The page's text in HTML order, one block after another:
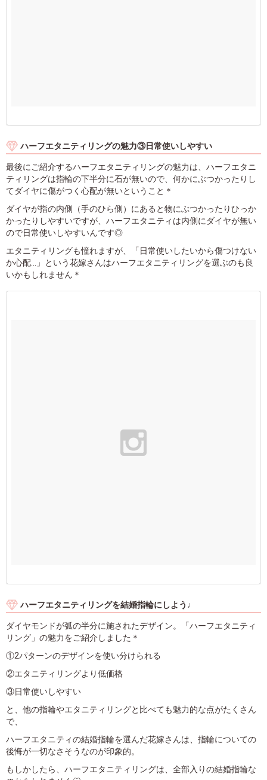
ハーフエタニティリングの魅力③日常使いしやすい
最後にご紹介するハーフエタニティリングの魅力は、ハーフエタニ
ティリングは指輪の下半分に石が無いので、何かにぶつかったりし
てダイヤに傷がつく心配が無いということ＊
ダイヤが指の内側（手のひら側）にあると物にぶつかったりひっか
かったりしやすいですが、ハーフエタニティは内側にダイヤが無い
ので日常使いしやすいんです◎
エタニティリングも憧れますが、「日常使いしたいから傷つけない
か心配…」という花嫁さんはハーフエタニティリングを選ぶのも良
いかもしれません＊
ハーフエタニティリングを結婚指輪にしよう♩
ダイヤモンドが弧の半分に施されたデザイン。「ハーフエタニティ
リング」の魅力をご紹介しました＊
①2パターンのデザインを使い分けられる
②エタニティリングより低価格
③日常使いしやすい
と、他の指輪やエタニティリングと比べても魅力的な点がたくさん
で、
ハーフエタニティの結婚指輪を選んだ花嫁さんは、指輪についての
後悔が一切なさそうなのが印象的。
もしかしたら、ハーフエタニティリングは、全部入りの結婚指輪な